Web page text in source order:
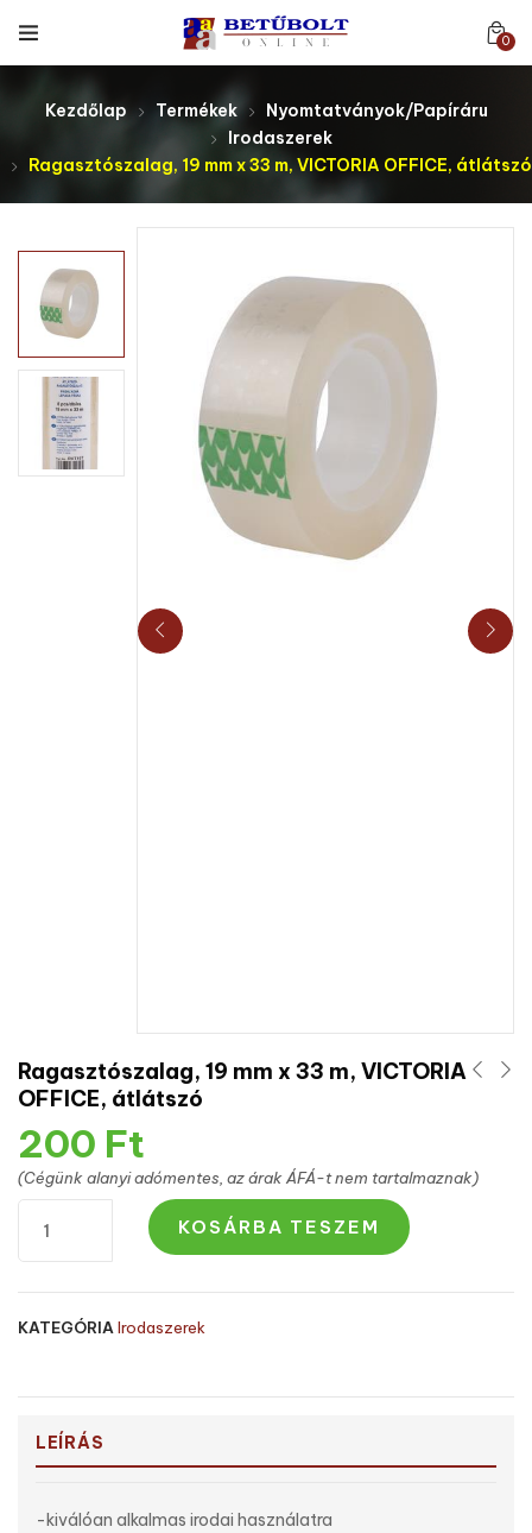
0
Kezdőlap Termékek
Nyomtatványok/Papíráru
Irodaszerek
Ragasztószalag, 19 mm x 33 m, VICTORIA OFFICE, átlátszó
Ragasztószalag, 19 mm x 33 m, VICTORIA
OFFICE, átlátszó
200 Ft
(Cégünk alanyi adómentes, az árak ÁFÁ-t nem tartalmaznak)
KOSÁRBA TESZEM
KATEGÓRIA Irodaszerek
LEÍRÁS
-kiválóan alkalmas irodai használatra